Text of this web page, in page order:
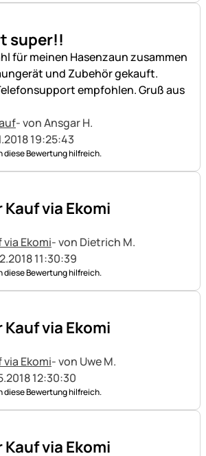
super!!
für meinen Hasenzaun zusammen
und Zubehör gekauft.
empfohlen. Gruß aus
- von Ansgar H.
19:25:43
diese Bewertung hilfreich.
via Ekomi
Ekomi- von Dietrich M.
11:30:39
diese Bewertung hilfreich.
via Ekomi
Ekomi- von Uwe M.
12:30:30
diese Bewertung hilfreich.
via Ekomi